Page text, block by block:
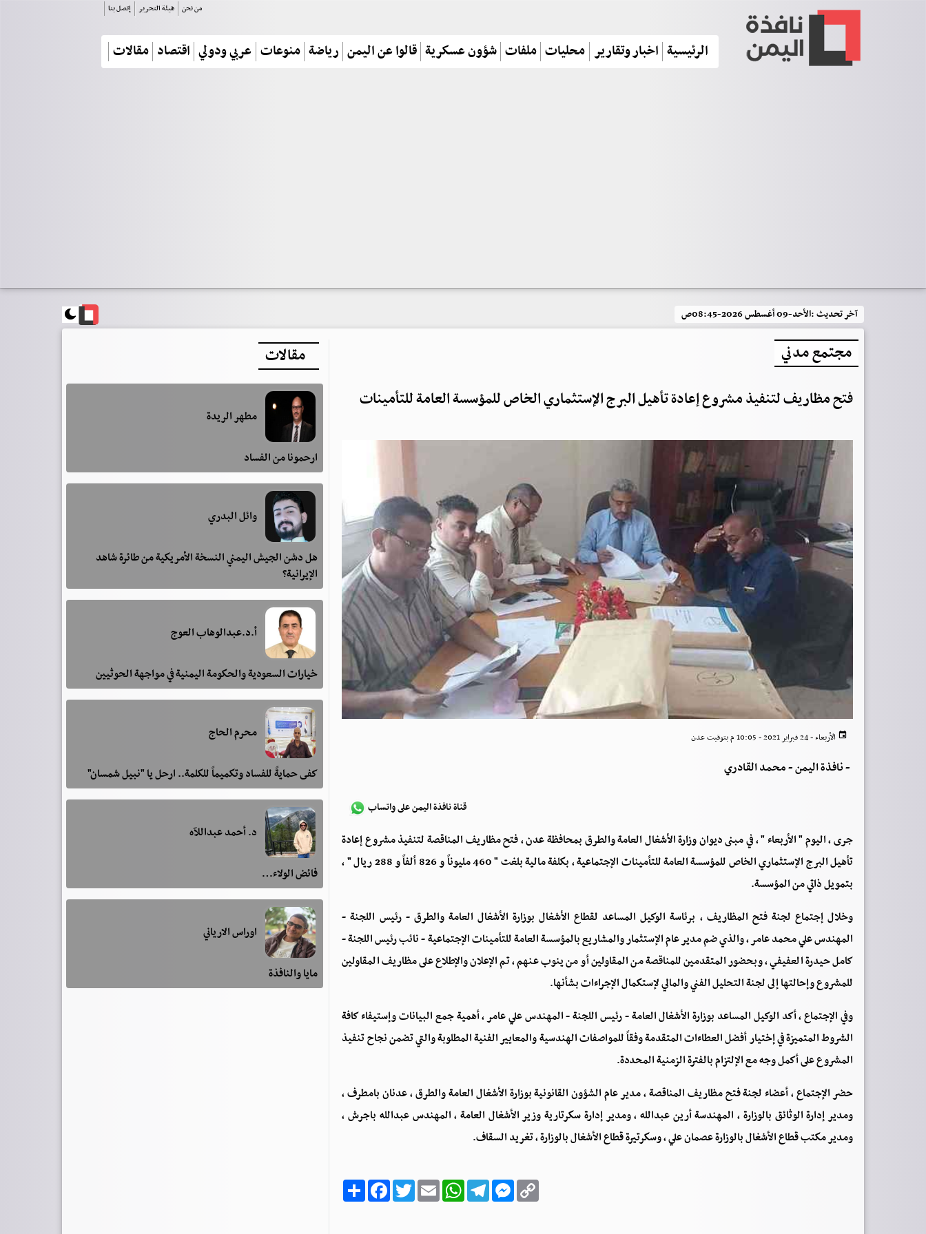
من نحن هيئة التحرير إتصل بنا
الرئيسية اخبار وتقارير محليات ملفات شؤون عسكرية قالوا عن اليمن رياضة منوعات عربي ودولي اقتصاد مقالات
آخر تحديث :الأحد-09 أغسطس 2026-08:45ص
مجتمع مدني
فتح مظاريف لتنفيذ مشروع إعادة تأهيل البرج الإستثماري الخاص للمؤسسة العامة للتأمينات
الأربعاء - 24 فبراير 2021 - 10:05 م بتوقيت عدن
-نافذة اليمن - محمد القادري
قناة نافذة اليمن على واتساب
جرى ، اليوم " الأربعاء " ، في مبنى ديوان وزارة الأشغال العامة والطرق بمحافظة عدن ، فتح مظاريف المناقصة لتنفيذ مشروع إعادة
تأهيل البرج الإستثماري الخاص للمؤسسة العامة للتأمينات الإجتماعية ، بكلفة مالية بلغت " 460 مليوناً و 826 ألفاً و 288 ريال " ،
بتمويل ذاتي من المؤسسة.
وخلال إجتماع لجنة فتح المظاريف ، برئاسة الوكيل المساعد لقطاع الأشغال بوزارة الأشغال العامة والطرق - رئيس اللجنة -
المهندس علي محمد عامر ، والذي ضم مدير عام الإستثمار والمشاريع بالمؤسسة العامة للتأمينات الإجتماعية - نائب رئيس اللجنة -
كامل حيدرة العفيفي ، وبحضور المتقدمين للمناقصة من المقاولين أو من ينوب عنهم ، تم الإعلان والإطلاع على مظاريف المقاولين
للمشروع وإحالتها إلى لجنة التحليل الفني والمالي لإستكمال الإجراءات بشأنها.
وفي الإجتماع ، أكد الوكيل المساعد بوزارة الأشغال العامة - رئيس اللجنة - المهندس علي عامر ، أهمية جمع البيانات وإستيفاء كافة
الشروط المتميزة في إختيار أفضل العطاءات المتقدمة وفقاً للمواصفات الهندسية والمعايير الفنية المطلوبة والتي تضمن نجاح تنفيذ
المشروع على أكمل وجه مع الإلتزام بالفترة الزمنية المحددة.
حضر الإجتماع ، أعضاء لجنة فتح مظاريف المناقصة ، مدير عام الشؤون القانونية بوزارة الأشغال العامة والطرق ، عدنان بامطرف ،
ومدير إدارة الوثائق بالوزارة ، المهندسة أرين عبدالله ، ومدير إدارة سكرتارية وزير الأشغال العامة ، المهندس عبدالله باجرش ،
ومدير مكتب قطاع الأشغال بالوزارة عصمان علي ، وسكرتيرة قطاع الأشغال بالوزارة ، تغريد السقاف.
ا
ن
ش
F
a
c
T
w
i
E
m
a
W
h
a
T
e
l
M
e
s
C
o
p
مقالات
مطهر الريدة
ارحمونا من الفساد
وائل البدري
هل دشن الجيش اليمني النسخة الأمريكية من طائرة شاهد
الإيرانية؟
أ.د.عبدالوهاب العوج
خيارات السعودية والحكومة اليمنية في مواجهة الحوثيين
محرم الحاج
كفى حمايةً للفساد وتكميماً للكلمة.. ارحل يا "نبيل شمسان"
د. أحمد عبداللآه
فائض الولاء…
اوراس الارياني
مايا والنافذة